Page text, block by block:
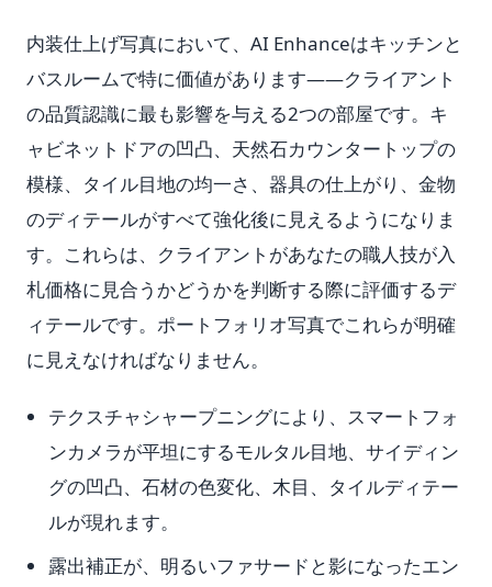
内装仕上げ写真において、AI Enhanceはキッチンと
バスルームで特に価値があります——クライアント
の品質認識に最も影響を与える2つの部屋です。キ
ャビネットドアの凹凸、天然石カウンタートップの
模様、タイル目地の均一さ、器具の仕上がり、金物
のディテールがすべて強化後に見えるようになりま
す。これらは、クライアントがあなたの職人技が入
札価格に見合うかどうかを判断する際に評価するデ
ィテールです。ポートフォリオ写真でこれらが明確
に見えなければなりません。
テクスチャシャープニングにより、スマートフォ
ンカメラが平坦にするモルタル目地、サイディン
グの凹凸、石材の色変化、木目、タイルディテー
ルが現れます。
露出補正が、明るいファサードと影になったエン